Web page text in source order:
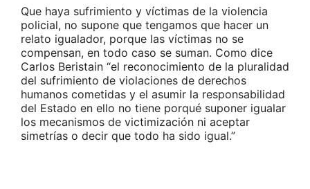
Que haya sufrimiento y víctimas de la violencia
policial, no supone que tengamos que hacer un
relato igualador, porque las víctimas no se
compensan, en todo caso se suman. Como dice
Carlos Beristain “el reconocimiento de la pluralidad
del sufrimiento de violaciones de derechos
humanos cometidas y el asumir la responsabilidad
del Estado en ello no tiene porqué suponer igualar
los mecanismos de victimización ni aceptar
simetrías o decir que todo ha sido igual.”